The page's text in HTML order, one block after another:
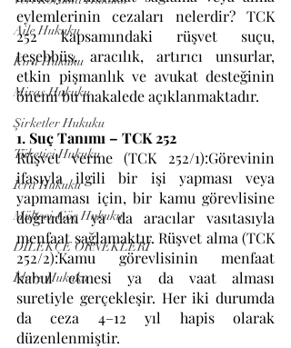
Aile Hukuku
Kira Hukuku
Miras Hukuku
Şirketler Hukuku
Tüketici Hukuku
İcra Hukuku
Mülteci-Göç Hukuku
DİLEKÇE ÖRNEKLERİ
İdare Hukuku
eylemlerinin cezaları nelerdir? TCK
252 kapsamındaki rüşvet suçu,
teşebbüs, aracılık, artırıcı unsurlar,
etkin pişmanlık ve avukat desteğinin
önemi bu makalede açıklanmaktadır.
1. Suç Tanımı – TCK 252
Rüşvet verme (TCK 252/1):Görevinin
ifasıyla ilgili bir işi yapması veya
yapmaması için, bir kamu görevlisine
doğrudan ya da aracılar vasıtasıyla
menfaat sağlamaktır. Rüşvet alma (TCK
252/2):Kamu görevlisinin menfaat
kabul etmesi ya da vaat alması
suretiyle gerçekleşir. Her iki durumda
da ceza 4–12 yıl hapis olarak
düzenlenmiştir.